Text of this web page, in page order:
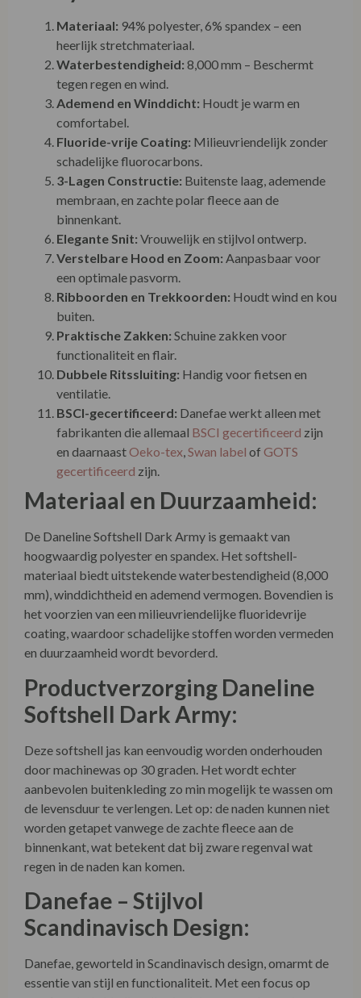
tegen regen en wind.
Ademend en Winddicht:
comfortabel.
Fluoride-vrije Coating:
schadelijke fluorocarbons.
3-Lagen Constructie:
membraan, en zachte polar fleece aan de
binnenkant.
Elegante Snit:Vrouwelijk en stijlvol ontwerp.
Verstelbare Hood en Zoom:Aanpasbaar voor
een optimale pasvorm.
Ribboorden en Trekkoorden:Houdt wind en kou
buiten.
Praktische Zakken:Schuine zakken voor
functionaliteit en flair.
Dubbele Ritssluiting:
ventilatie.
BSCI-gecertificeerd:
fabrikanten die allemaalBSCI gecertificeerdzijn
en daarnaast
gecertificeerdzijn.
Materiaal en Duurzaamheid:
De Daneline Softshell Dark Army is gemaakt van
hoogwaardig polyester en spandex. Het softshell-
mm), winddichtheid en ademend vermogen. Bovendien is
het voorzien van een milieuvriendelijke fluoridevrije
coating, waardoor schadelijke stoffen worden vermeden
en duurzaamheid wordt bevorderd.
Productverzorging Daneline
Softshell Dark Army:
Deze softshell jas kan eenvoudig worden onderhouden
door machinewas op 30 graden. Het wordt echter
de levensduur te verlengen. Let op: de naden kunnen niet
worden getapet vanwege de zachte fleece aan de
binnenkant, wat betekent dat bij zware regenval wat
regen in de naden kan komen.
Danefae – Stijlvol
Scandinavisch Design:
Danefae, geworteld in Scandinavisch design, omarmt de
essentie van stijl en functionaliteit. Met een focus op
brengt Danefae innovatieve ontwerpen zoals de
Daneline Rust Big Berries. Het merk belichaamt